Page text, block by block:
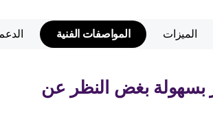
الميزات المواصفات الفنية
بسهولة بغض النظر عن